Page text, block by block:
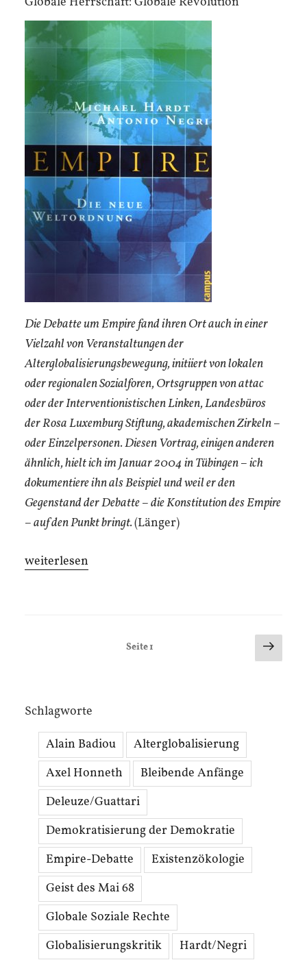
Die Debatte um Empire fand ihren Ort auch in einer
Vielzahl von Veranstaltungen der
Alterglobalisierungsbewegung, initiiert von lokalen
oder regionalen Sozialforen, Ortsgruppen von attac
oder der Interventionistischen Linken, Landesbüros
der Rosa Luxemburg Stiftung, akademischen Zirkeln –
oder Einzelpersonen. Diesen Vortrag, einigen anderen
ähnlich, hielt ich im Januar 2004 in Tübingen – ich
dokumentiere ihn als Beispiel und weil er den
Gegenstand der Debatte – die Konstitution des Empire
– auf den Punkt bringt.(Länger)
„Die
weiterlesen
Seitennummerierung
Seite1
Seite
Schlagworte
Alain Badiou
Alterglobalisierung
Axel Honneth
Bleibende Anfänge
Deleuze/Guattari
Demokratisierung der Demokratie
Empire-Debatte
Existenzökologie
Geist des Mai 68
Globale Soziale Rechte
Globalisierungskritik
Hardt/Negri